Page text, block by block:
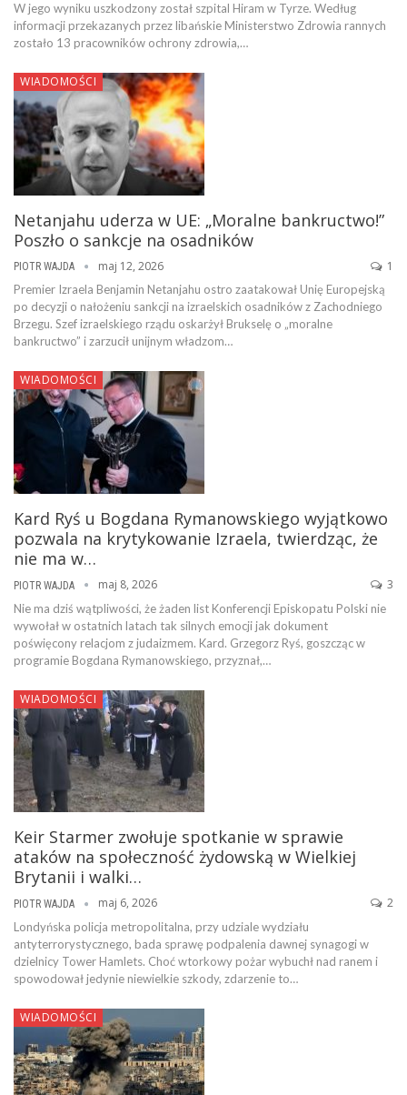
W jego wyniku uszkodzony został szpital Hiram w Tyrze. Według
informacji przekazanych przez libańskie Ministerstwo Zdrowia rannych
zostało 13 pracowników ochrony zdrowia,…
WIADOMOŚCI
Netanjahu uderza w UE: „Moralne bankructwo!”
Poszło o sankcje na osadników
PIOTR WAJDA maj 12, 2026 1
Premier Izraela Benjamin Netanjahu ostro zaatakował Unię Europejską
po decyzji o nałożeniu sankcji na izraelskich osadników z Zachodniego
Brzegu. Szef izraelskiego rządu oskarżył Brukselę o „moralne
bankructwo” i zarzucił unijnym władzom…
WIADOMOŚCI
Kard Ryś u Bogdana Rymanowskiego wyjątkowo
pozwala na krytykowanie Izraela, twierdząc, że
nie ma w…
PIOTR WAJDA maj 8, 2026 3
Nie ma dziś wątpliwości, że żaden list Konferencji Episkopatu Polski nie
wywołał w ostatnich latach tak silnych emocji jak dokument
poświęcony relacjom z judaizmem. Kard. Grzegorz Ryś, goszcząc w
programie Bogdana Rymanowskiego, przyznał,…
WIADOMOŚCI
Keir Starmer zwołuje spotkanie w sprawie
ataków na społeczność żydowską w Wielkiej
Brytanii i walki…
PIOTR WAJDA maj 6, 2026 2
Londyńska policja metropolitalna, przy udziale wydziału
antyterrorystycznego, bada sprawę podpalenia dawnej synagogi w
dzielnicy Tower Hamlets. Choć wtorkowy pożar wybuchł nad ranem i
spowodował jedynie niewielkie szkody, zdarzenie to…
WIADOMOŚCI